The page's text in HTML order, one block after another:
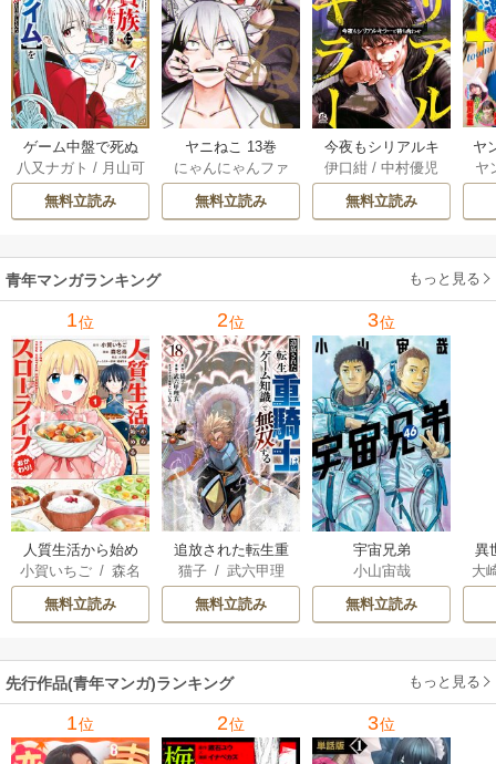
ゲーム中盤で死ぬ
悪役貴族に転生し
たので、外れスキ
ル【テイム】を駆
してみた 7巻
八又ナガト / 月山可
也
無料立読み
ヤニねこ 13巻
にゃんにゃんファ
クトリー
無料立読み
今夜もシリアルキ
ラーと待ち合わせ 5
巻
伊口紺 /中村優児
無料立読み
ヤ
ヤ
青年マンガランキング もっと見る
1位
人質生活から始め
るスローライフ
小賀いちご /森名
尚
無料立読み
2位
追放された転生重
騎士はゲーム知識
で無双する
猫子/ 武六甲理
/じゃいあん
無料立読み
3位
宇宙兄弟
小山宙哉
無料立読み
異
は
大
先行作品(青年マンガ)ランキング もっと見る
1位 2位 3位